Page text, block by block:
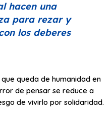
hacen una
para rezar y
los deberes
queda de humanidad en
de pensar se reduce a
de vivirlo por solidaridad.